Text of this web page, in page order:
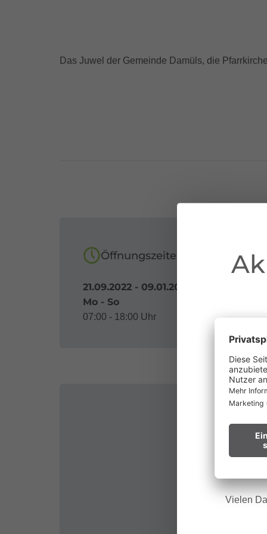
Das Juwel der Gemeinde Damüls, die
Öffnungszeiten
21.09.2022 - 09.01.2033
Mo - So
07:00 - 18:00 Uhr
Wir
Hinweis
Vielen